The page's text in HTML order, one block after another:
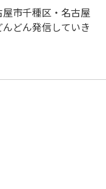
市千種区・名古屋
どん発信していき